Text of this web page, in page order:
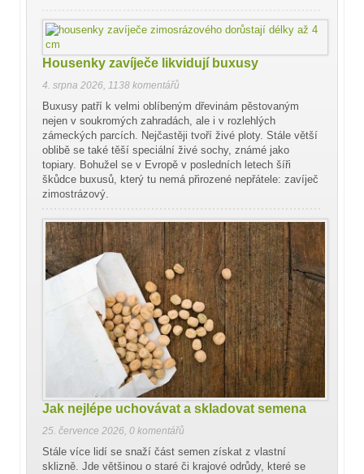
Housenky zavíječe likvidují buxusy
4. srpna 2026 1138 komentářů
Buxusy patří k velmi oblíbeným dřevinám pěstovaným
nejen v soukromých zahradách, ale i v rozlehlých
zámeckých parcích. Nejčastěji tvoří živé ploty. Stále větší
oblibě se také těší speciální živé sochy, známé jako
topiary. Bohužel se v Evropě v posledních letech šíři
škůdce buxusů, který tu nemá přirozené nepřátele: zavíječ
zimostrázový.
Jak nejlépe uchovávat a skladovat semena
25. července 2026, 0 komentářů
Stále více lidí se snaží část semen získat z vlastní
sklizně. Jde většinou o staré či krajové odrůdy, které se